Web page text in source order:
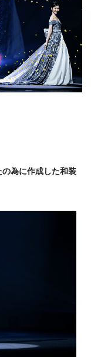
の為に作成した和装